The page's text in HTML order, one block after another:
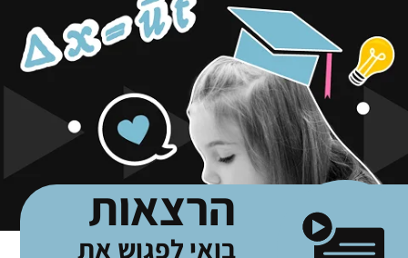
הרצאות
בואי לפגוש את